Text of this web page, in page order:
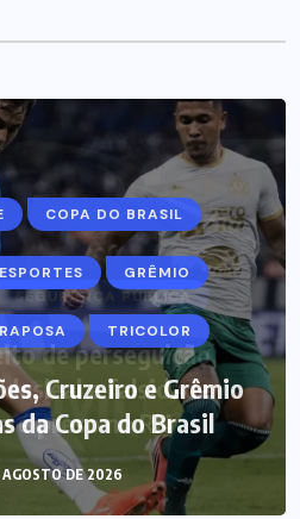
COPA DO BRASIL
ESPORTES GRÊMIO
RAPOSA TRICOLOR
Cruzeiro e Grêmio
da Copa do Brasil
AGOSTO DE 2026